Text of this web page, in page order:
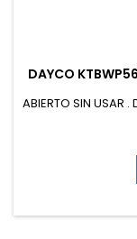
DAYCO
ABIERTO SIN